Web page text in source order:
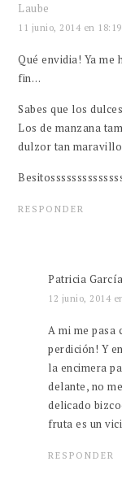
Laube
11 junio, 2014 en 18:19
Qué envidia! Ya me
fin…
Sabes que los
Los de manzana
dulzor tan
RESPONDER
Patricia
12 junio, 2014
A mi me pasa
perdición! Y
la encimera
delante, no
delicado
fruta es un
RESPONDER